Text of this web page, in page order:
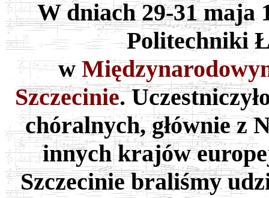
W dniach 29-31 maja
Politechniki
w
Szczecinie.
chóralnych, głównie z
innych krajów
Szczecinie braliśmy